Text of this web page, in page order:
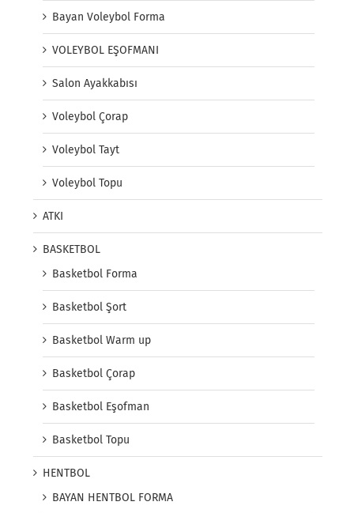
Bayan Voleybol Forma
VOLEYBOL EŞOFMANI
Salon Ayakkabısı
Voleybol Çorap
Voleybol Tayt
Voleybol Topu
ATKI
BASKETBOL
Basketbol Forma
Basketbol Şort
Basketbol Warm up
Basketbol Çorap
Basketbol Eşofman
Basketbol Topu
HENTBOL
BAYAN HENTBOL FORMA